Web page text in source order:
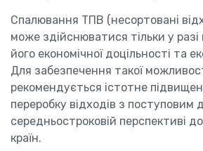
Спалювання ТПВ (несортовані
може здійснюватися тільки у
його економічної доцільності та
Для забезпечення такої
рекомендується істотне
переробку відходів з поступовим
середньостроковій перспективі
країн.